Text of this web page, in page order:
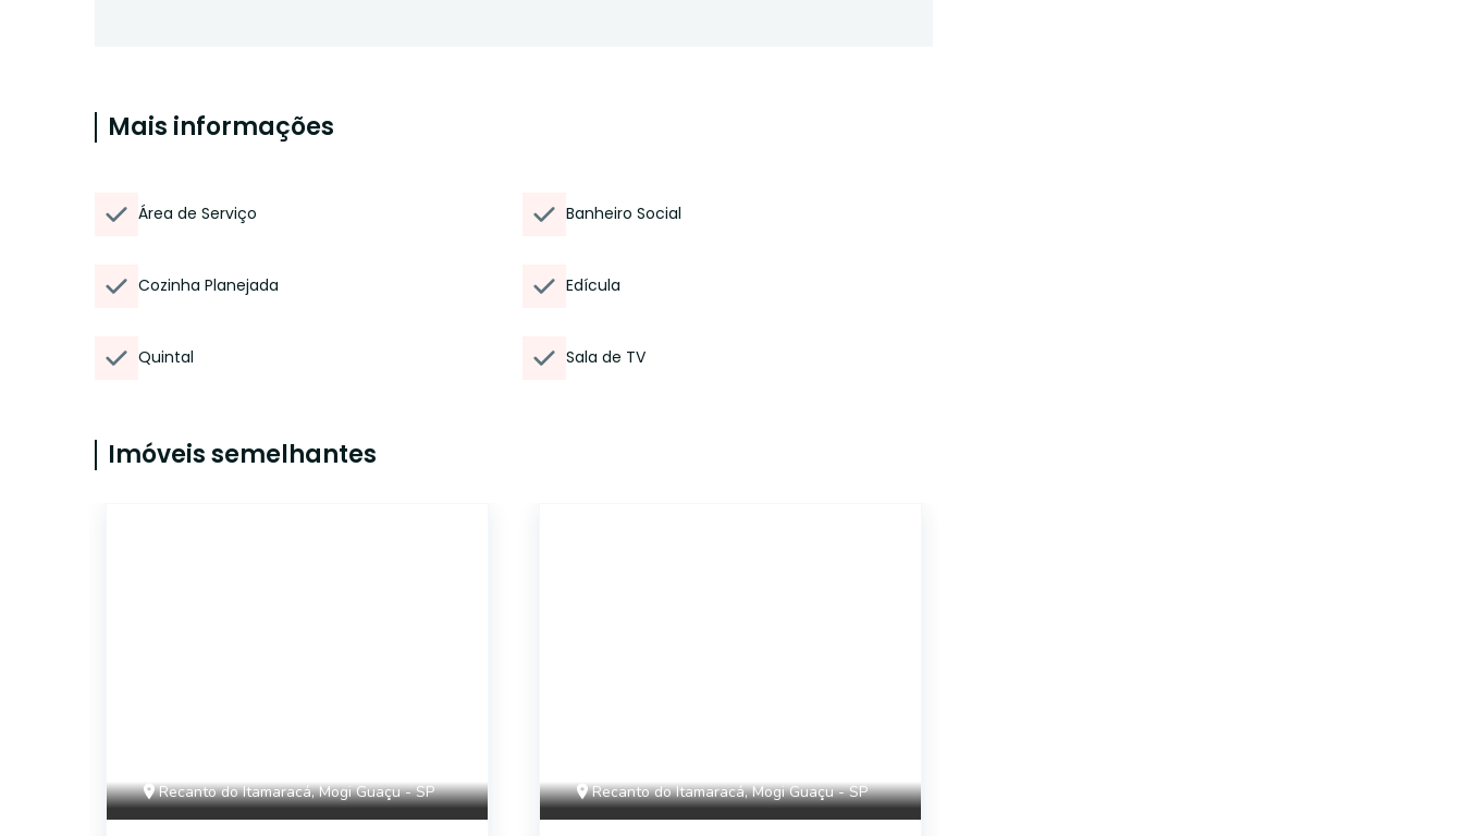
Mais informações
Área de Serviço Banheiro Social
Cozinha Planejada Edícula
Quintal Sala de TV
Imóveis semelhantes
Recanto do Itamaracá, Mogi Guaçu - SP Recanto do Itamaracá, Mogi Guaçu - SP